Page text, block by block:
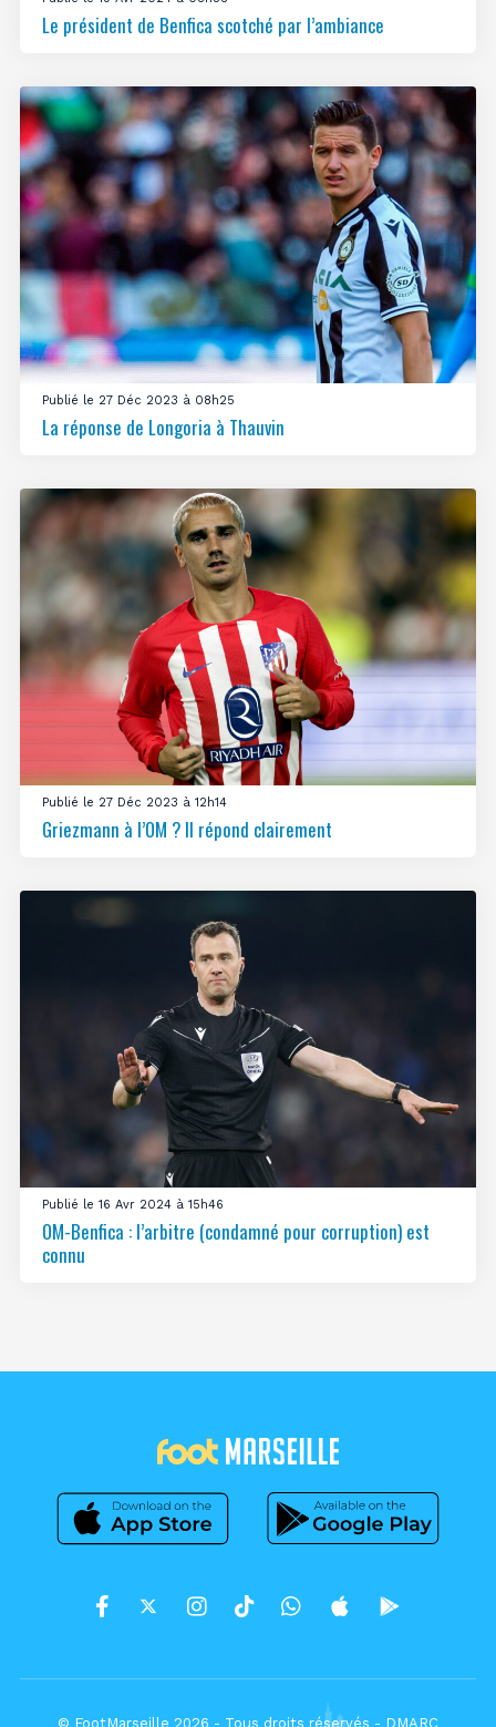
Le président de Benfica scotché par l’ambiance
Publié le 27 Déc 2023 à 08h25
La réponse de Longoria à Thauvin
Publié le 27 Déc 2023 à 12h14
Griezmann à l’OM ? Il répond clairement
Publié le 16 Avr 2024 à 15h46
OM-Benfica : l’arbitre (condamné pour corruption) est
connu
© FootMarseille 2026 - Tous droits réservés - DMARC